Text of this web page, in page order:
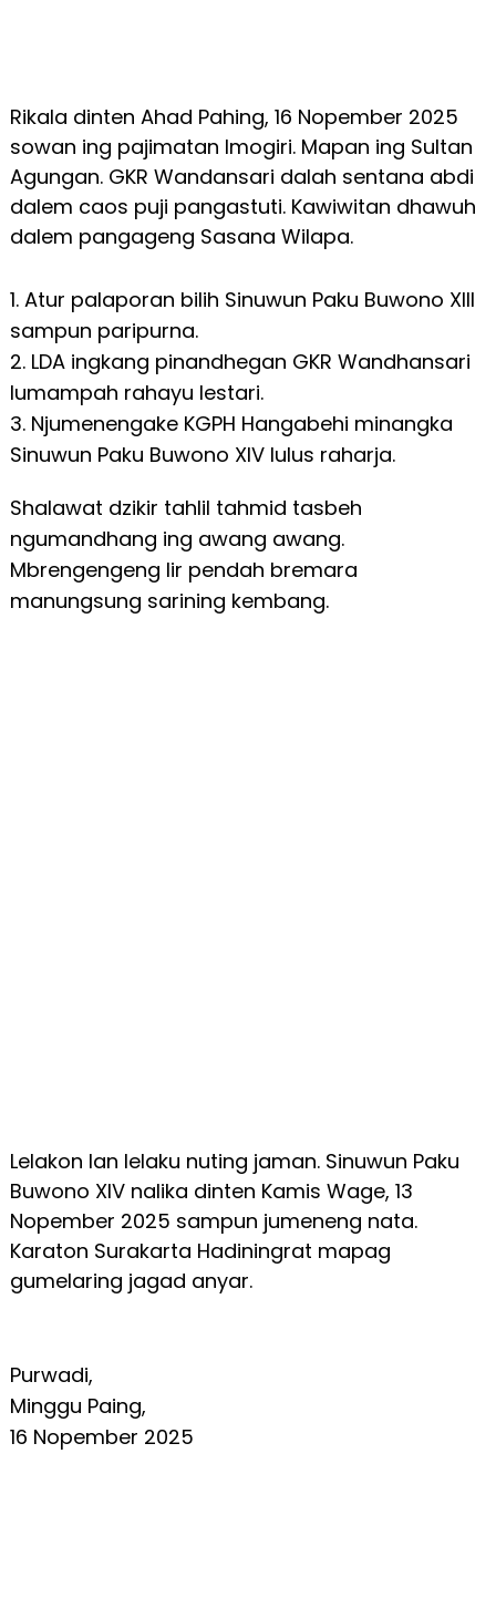
Rikala dinten Ahad Pahing, 16 Nopember 2025
sowan ing pajimatan Imogiri. Mapan ing Sultan
Agungan. GKR Wandansari dalah sentana abdi
dalem caos puji pangastuti. Kawiwitan dhawuh
dalem pangageng Sasana Wilapa.
1. Atur palaporan bilih Sinuwun Paku Buwono XIII
sampun paripurna.
2. LDA ingkang pinandhegan GKR Wandhansari
lumampah rahayu lestari.
3. Njumenengake KGPH Hangabehi minangka
Sinuwun Paku Buwono XIV lulus raharja.
Shalawat dzikir tahlil tahmid tasbeh
ngumandhang ing awang awang.
Mbrengengeng lir pendah bremara
manungsung sarining kembang.
Lelakon lan lelaku nuting jaman. Sinuwun Paku
Buwono XIV nalika dinten Kamis Wage, 13
Nopember 2025 sampun jumeneng nata.
Karaton Surakarta Hadiningrat mapag
gumelaring jagad anyar.
Purwadi,
Minggu Paing,
16 Nopember 2025